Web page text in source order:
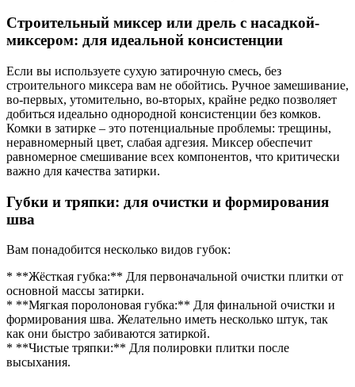
Строительный миксер или дрель с насадкой-
миксером: для идеальной консистенции
Если вы используете сухую затирочную смесь, без
строительного миксера вам не обойтись. Ручное замешивание,
во-первых, утомительно, во-вторых, крайне редко позволяет
добиться идеально однородной консистенции без комков.
Комки в затирке – это потенциальные проблемы: трещины,
неравномерный цвет, слабая адгезия. Миксер обеспечит
равномерное смешивание всех компонентов, что критически
важно для качества затирки.
Губки и тряпки: для очистки и формирования
шва
Вам понадобится несколько видов губок:
* **Жёсткая губка:** Для первоначальной очистки плитки от
основной массы затирки.
* **Мягкая поролоновая губка:** Для финальной очистки и
формирования шва. Желательно иметь несколько штук, так
как они быстро забиваются затиркой.
* **Чистые тряпки:** Для полировки плитки после
высыхания.